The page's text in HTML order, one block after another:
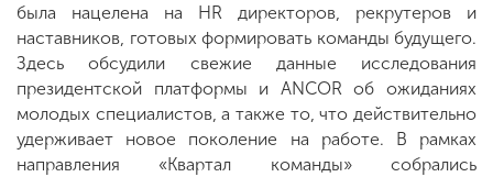
была нацелена на HR директоров, рекрутеров и
наставников, готовых формировать команды будущего.
Здесь обсудили свежие данные исследования
президентской платформы и ANCOR об ожиданиях
молодых специалистов, а также то, что действительно
удерживает новое поколение на работе. В рамках
направления «Квартал команды» собрались